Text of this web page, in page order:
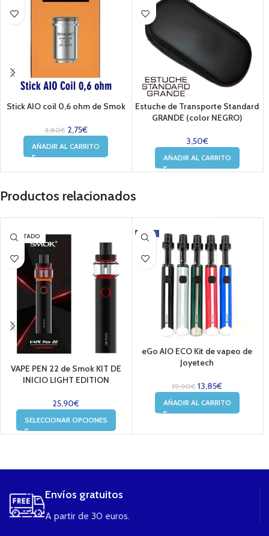
Stick AIO coil 0,6 ohm de Smok
3,80€ 2,75€
AÑADIR AL CARRITO
Estuche de Transporte Standard
GRANDE (color NEGRO)
3,50€
AÑADIR AL CARRITO
Productos relacionados
AGOTADO
VAPE PEN 22 de Smok KIT DE
INICIO LIGHT EDITION
25,90€
SELECCIONAR OPCIONES
-30%
eGo AIO ECO Kit de vapeo de
Joyetech
19,90€ 13,85€
AÑADIR AL CARRITO
Envíos gratuitos
A partir de 30 euros.